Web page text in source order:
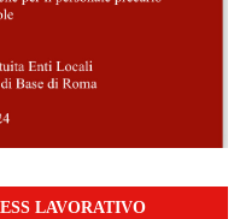
LAVORATIVO